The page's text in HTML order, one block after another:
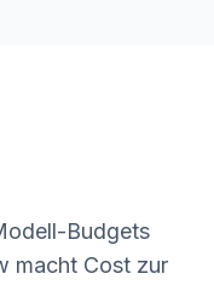
Budgets
macht Cost zur